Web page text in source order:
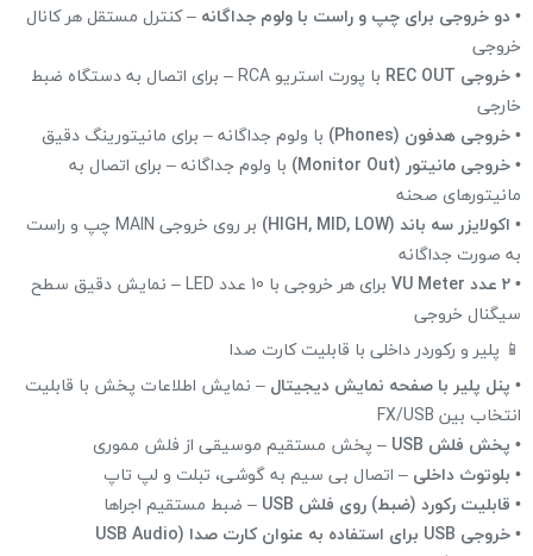
• دو خروجی برای چپ و راست با ولوم جداگانه – کنترل مستقل هر کانال
خروجی
•خروجی REC OUT
با پورت استریو RCA – برای اتصال به دستگاه ضبط
خارجی
•خروجی هدفون (Phones)
با ولوم جداگانه – برای مانیتورینگ دقیق
•خروجی مانیتور (Monitor Out)
با ولوم جداگانه – برای اتصال به
مانیتورهای صحنه
• اکولایزر سه باند (HIGH, MID, LOW)
بر روی خروجی MAIN چپ و راست
به صورت جداگانه
•2 عدد VU Meter
برای هر خروجی با 10 عدد LED – نمایش دقیق سطح
سیگنال خروجی
📱 پلیر و رکوردر داخلی با قابلیت کارت صدا
• پنل پلیر با صفحه نمایش دیجیتال – نمایش اطلاعات پخش با قابلیت
انتخاب بین FX/USB
• پخش فلش USB
– پخش مستقیم موسیقی از فلش مموری
• بلوتوث داخلی – اتصال بی سیم به گوشی، تبلت و لپ تاپ
• قابلیت رکورد (ضبط) روی فلش USB
– ضبط مستقیم اجراها
•
خروجی USB برای استفاده به عنوان کارت صدا (USB Audio